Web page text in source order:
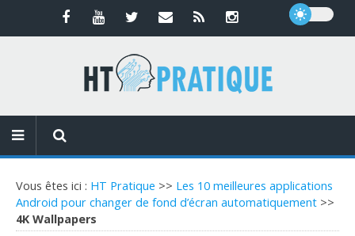
Vous êtes ici : HT Pratique >> Les 10 meilleures applications
Android pour changer de fond d’écran automatiquement >>
4K Wallpapers